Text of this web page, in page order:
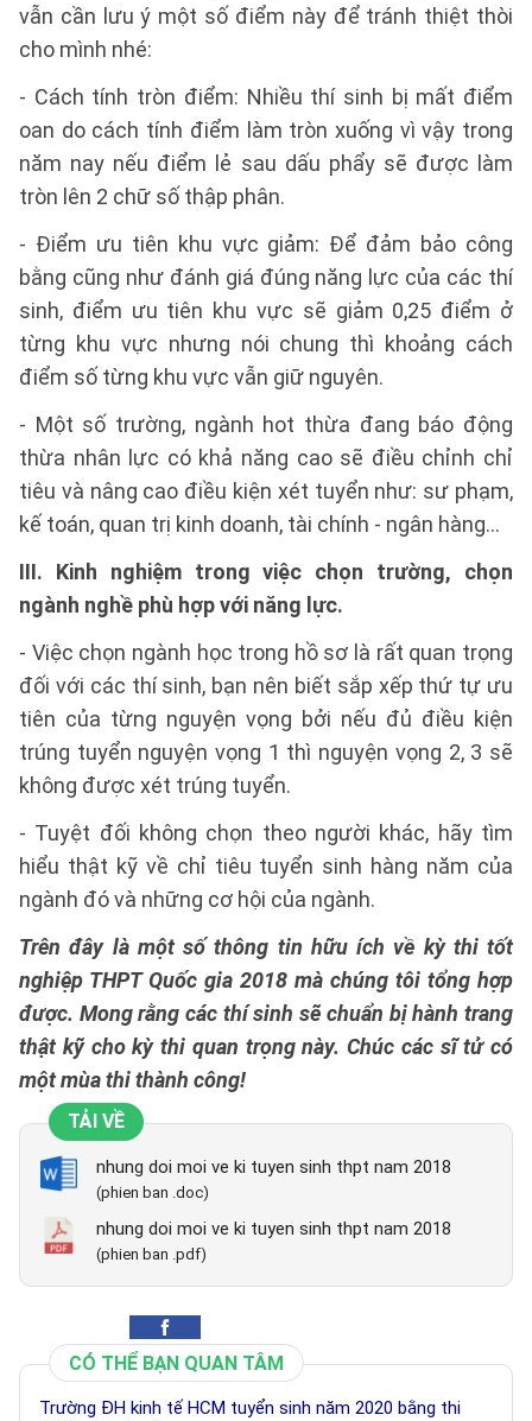
vẫn cần lưu ý một số điểm này để tránh thiệt thòi
cho mình nhé:
- Cách tính tròn điểm: Nhiều thí sinh bị mất điểm
oan do cách tính điểm làm tròn xuống vì vậy trong
năm nay nếu điểm lẻ sau dấu phẩy sẽ được làm
tròn lên 2 chữ số thập phân.
- Điểm ưu tiên khu vực giảm: Để đảm bảo công
bằng cũng như đánh giá đúng năng lực của các thí
sinh, điểm ưu tiên khu vực sẽ giảm 0,25 điểm ở
từng khu vực nhưng nói chung thì khoảng cách
điểm số từng khu vực vẫn giữ nguyên.
- Một số trường, ngành hot thừa đang báo động
thừa nhân lực có khả năng cao sẽ điều chỉnh chỉ
tiêu và nâng cao điều kiện xét tuyển như: sư phạm,
kế toán, quan trị kinh doanh, tài chính - ngân hàng...
III. Kinh nghiệm trong việc chọn trường, chọn
ngành nghề phù hợp với năng lực.
- Việc chọn ngành học trong hồ sơ là rất quan trọng
đối với các thí sinh, bạn nên biết sắp xếp thứ tự ưu
tiên của từng nguyện vọng bởi nếu đủ điều kiện
trúng tuyển nguyện vọng 1 thì nguyện vọng 2, 3 sẽ
không được xét trúng tuyển.
- Tuyệt đối không chọn theo người khác, hãy tìm
hiểu thật kỹ về chỉ tiêu tuyển sinh hàng năm của
ngành đó và những cơ hội của ngành.
Trên đây là một số thông tin hữu ích về kỳ thi tốt
nghiệp THPT Quốc gia 2018 mà chúng tôi tổng hợp
được. Mong rằng các thí sinh sẽ chuẩn bị hành trang
thật kỹ cho kỳ thi quan trọng này. Chúc các sĩ tử có
một mùa thi thành công!
TẢI VỀ
nhung doi moi ve ki tuyen sinh thpt nam 2018
(phien ban .doc)
nhung doi moi ve ki tuyen sinh thpt nam 2018
(phien ban .pdf)
CÓ THỂ BẠN QUAN TÂM
Trường ĐH kinh tế HCM tuyển sinh năm 2020 bằng thi